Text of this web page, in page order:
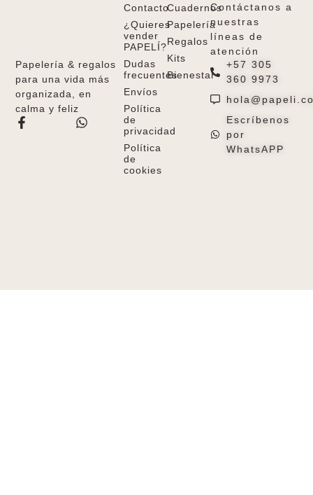
Papelería & regalos
para una vida más
organizada, en
calma y feliz
Cuadernos
Papelería
Regalos
Kits
Bienestar
Contacto
¿Quieres
vender
PAPELÍ?
Dudas
frecuentes
Envíos
Política
de
privacidad
Política
de
cookies
Contáctanos a
nuestras
líneas de
atención
+57 305
360 9973
Escríbenos
por
WhatsAPP